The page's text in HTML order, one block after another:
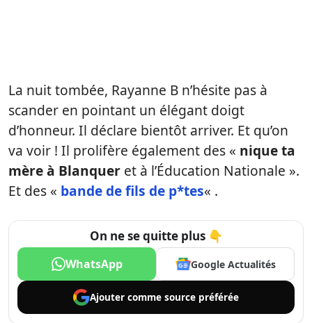
La nuit tombée, Rayanne B n’hésite pas à
scander en pointant un élégant doigt
d’honneur. Il déclare bientôt arriver. Et qu’on
va voir ! Il prolifère également des « nique ta
mère à Blanquer et à l’Éducation Nationale ».
Et des « bande de fils de p*tes« .
On ne se quitte plus 👇
WhatsApp Google Actualités
Ajouter comme source préférée